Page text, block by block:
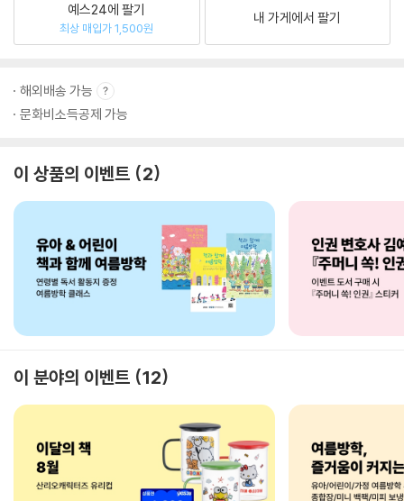
예스24에 팔기
최상 매입가 1,500원
내 가게에서 팔기
해외배송 가능
문화비소득공제 가능
이 상품의 이벤트 2
이 분야의 이벤트 12